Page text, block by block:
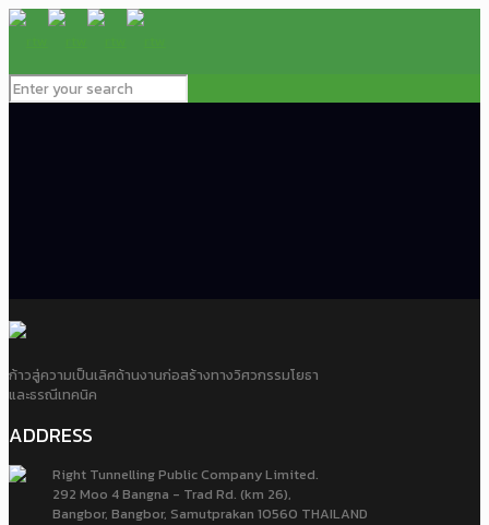
ก้าวสู่ความเป็นเลิศด้านงานก่อสร้างทางวิศวกรรมโยธา
และธรณีเทคนิค
ADDRESS
Right Tunnelling Public Company Limited.
292 Moo 4 Bangna - Trad Rd. (km 26),
Bangbor, Bangbor, Samutprakan 10560 THAILAND